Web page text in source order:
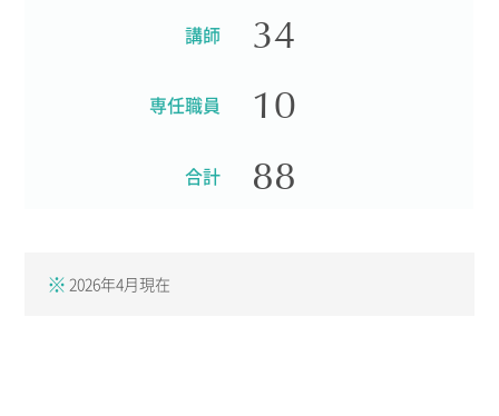
講師 34
専任職員 10
合計 88
2026年4月現在